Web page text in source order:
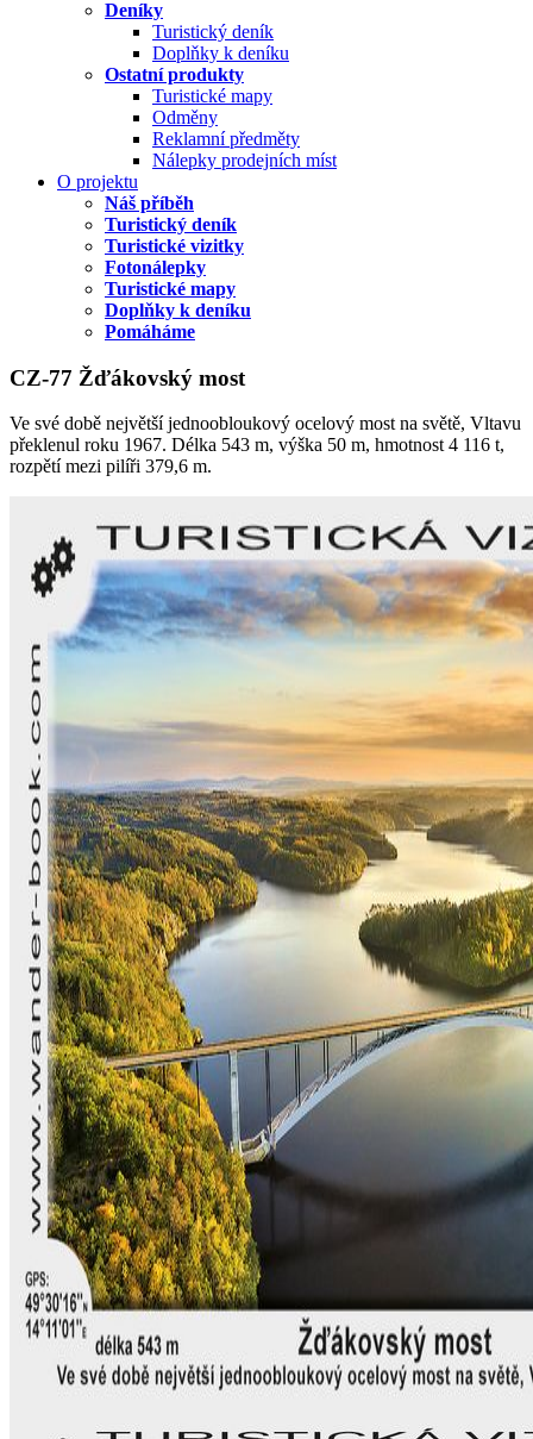
Deníky
Turistický deník
Doplňky k deníku
Ostatní produkty
Turistické mapy
Odměny
Reklamní předměty
Nálepky prodejních míst
O projektu
Náš příběh
Turistický deník
Turistické vizitky
Fotonálepky
Turistické mapy
Doplňky k deníku
Pomáháme
CZ-77 Žďákovský most
Ve své době největší jednoobloukový ocelový most na světě, Vltavu
překlenul roku 1967. Délka 543 m, výška 50 m, hmotnost 4 116 t,
rozpětí mezi pilíři 379,6 m.